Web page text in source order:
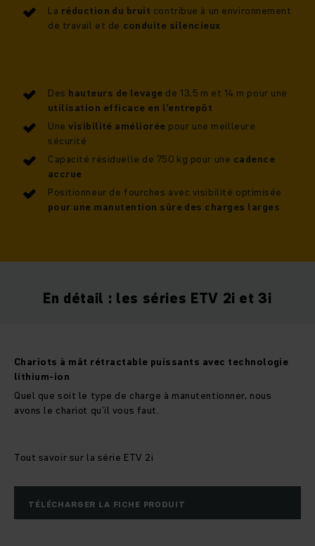
La réduction du bruit contribue à un environnement
de travail et de conduite silencieux
Des hauteurs de levage de 13,5 m et 14 m pour une
utilisation efficace en l’entrepôt
Une visibilité améliorée pour une meilleure
sécurité
Capacité résiduelle de 750 kg pour une cadence
accrue
Positionneur de fourches avec visibilité optimisée
pour une manutention sûre des charges larges
En détail : les séries ETV 2i et 3i
Chariots à mât rétractable puissants avec technologie
lithium-ion
Quel que soit le type de charge à manutentionner, nous
avons le chariot qu’il vous faut.
Tout savoir sur la série ETV 2i
TÉLÉCHARGER LA FICHE PRODUIT